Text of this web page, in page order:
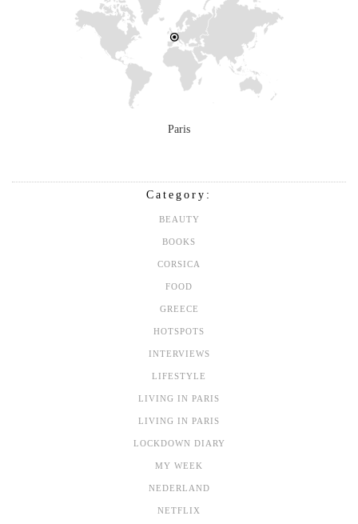
Paris
Category:
BEAUTY
BOOKS
CORSICA
FOOD
GREECE
HOTSPOTS
INTERVIEWS
LIFESTYLE
LIVING IN PARIS
LIVING IN PARIS
LOCKDOWN DIARY
MY WEEK
NEDERLAND
NETFLIX